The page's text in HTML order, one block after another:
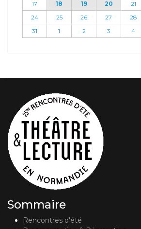
17
18 19 20 21
24
25 26 27 28
31
1 2 3 4
Sommaire
Rencontres d'été